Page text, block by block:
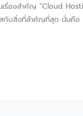
รื่องสำคัญ “Cloud
สกับสิ่งที่สำคัญที่สุด นั่นคือ